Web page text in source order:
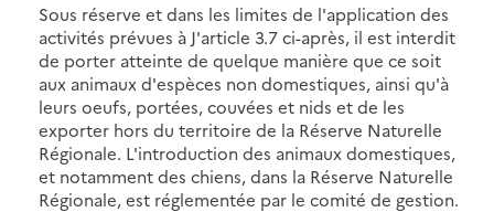
Sous réserve et dans les limites de l'application des
activités prévues à J'article 3.7 ci-après, il est interdit
de porter atteinte de quelque manière que ce soit
aux animaux d'espèces non domestiques, ainsi qu'à
leurs oeufs, portées, couvées et nids et de les
exporter hors du territoire de la Réserve Naturelle
Régionale. L'introduction des animaux domestiques,
et notamment des chiens, dans la Réserve Naturelle
Régionale, est réglementée par le comité de gestion.